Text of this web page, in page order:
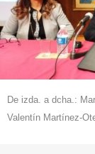
De izda. a dcha.:
Valentín Martínez-